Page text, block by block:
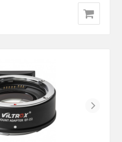
Next